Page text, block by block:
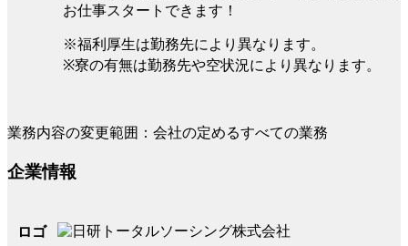
お仕事スタートできます！
※福利厚生は勤務先により異なります。
※寮の有無は勤務先や空状況により異なります。
業務内容の変更範囲：会社の定めるすべての業務
企業情報
ロゴ